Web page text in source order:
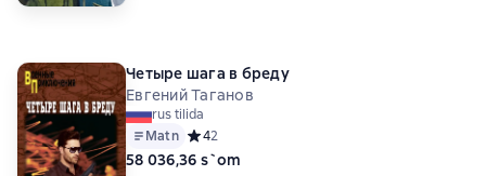
Четыре шага в бреду
Евгений Таганов
rus tilida
Matn Средний рейтинг 4 на основе 2 оценок
42
58 036,36 s`om